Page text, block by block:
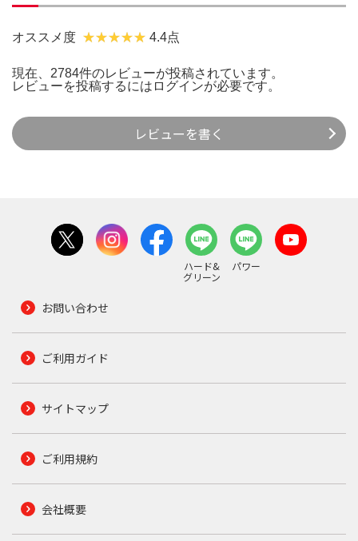
オススメ度 4.4点
現在、2784件のレビューが投稿されています。
レビューを投稿するには ログインが必要です。
レビューを書く
ハード&
グリーン
パワー
お問い合わせ
ご利用ガイド
サイトマップ
ご利用規約
会社概要